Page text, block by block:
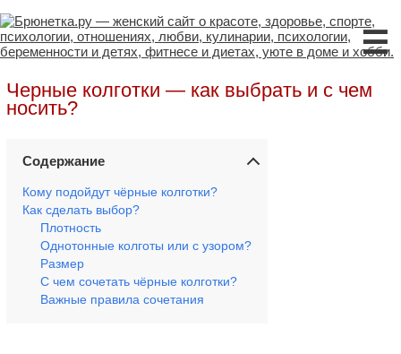
☰
Черные колготки — как выбрать и с чем
носить?
Содержание
Кому подойдут чёрные колготки?
Как сделать выбор?
Плотность
Однотонные колготы или с узором?
Размер
С чем сочетать чёрные колготки?
Важные правила сочетания